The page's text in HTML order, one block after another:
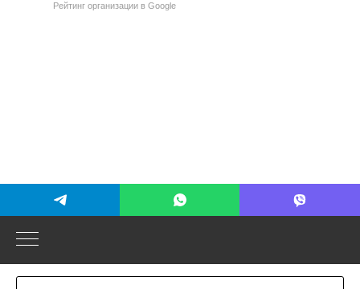
Рейтинг организации в Google